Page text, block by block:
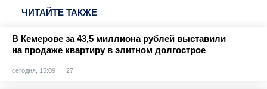
ЧИТАЙТЕ ТАКЖЕ
В Кемерове за 43,5 миллиона рублей выставили
на продаже квартиру в элитном долгострое
сегодня, 15:09 27